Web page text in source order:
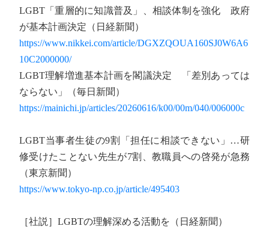
LGBT「重層的に知識普及」、相談体制を強化 政府
が基本計画決定（日経新聞）
https://www.nikkei.com/article/DGXZQOUA160SJ0W6A6
10C2000000/
LGBT理解増進基本計画を閣議決定 「差別あっては
ならない」（毎日新聞）
https://mainichi.jp/articles/20260616/k00/00m/040/006000c
LGBT当事者生徒の9割「担任に相談できない」…研
修受けたことない先生が7割、教職員への啓発が急務
（東京新聞）
https://www.tokyo-np.co.jp/article/495403
［社説］LGBTの理解深める活動を（日経新聞）